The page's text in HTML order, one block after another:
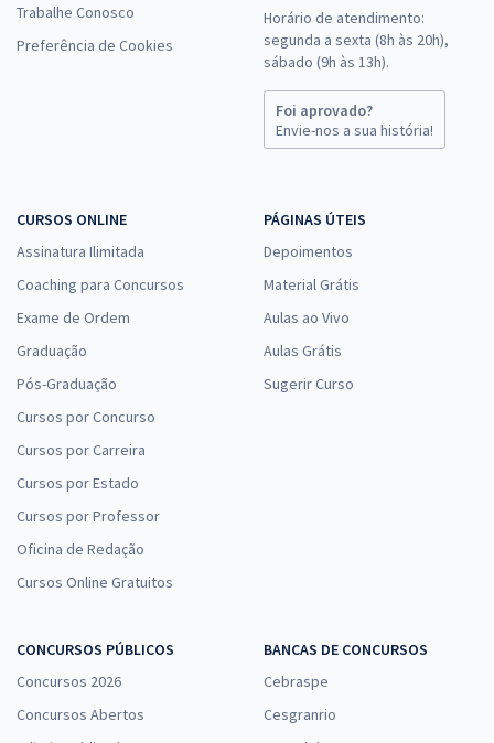
Trabalhe Conosco
Preferência de Cookies
Horário de atendimento:
segunda a sexta (8h às 20h),
sábado (9h às 13h).
Foi aprovado?
Envie-nos a sua história!
CURSOS ONLINE
Assinatura Ilimitada
Coaching para Concursos
Exame de Ordem
Graduação
Pós-Graduação
Cursos por Concurso
Cursos por Carreira
Cursos por Estado
Cursos por Professor
Oficina de Redação
Cursos Online Gratuitos
PÁGINAS ÚTEIS
Depoimentos
Material Grátis
Aulas ao Vivo
Aulas Grátis
Sugerir Curso
CONCURSOS PÚBLICOS
Concursos 2026
Concursos Abertos
BANCAS DE CONCURSOS
Cebraspe
Cesgranrio